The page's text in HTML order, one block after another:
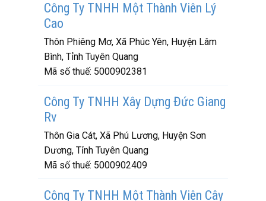
Công Ty TNHH Một Thành Viên Lý
Cao
Thôn Phiêng Mơ, Xã Phúc Yên, Huyện Lâm
Bình, Tỉnh Tuyên Quang
Mã số thuế: 5000902381
Công Ty TNHH Xây Dựng Đức Giang
Rv
Thôn Gia Cát, Xã Phú Lương, Huyện Sơn
Dương, Tỉnh Tuyên Quang
Mã số thuế: 5000902409
Công Ty TNHH Một Thành Viên Cây